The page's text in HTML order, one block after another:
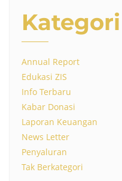
Kategori
Annual Report
Edukasi ZIS
Info Terbaru
Kabar Donasi
Laporan Keuangan
News Letter
Penyaluran
Tak Berkategori